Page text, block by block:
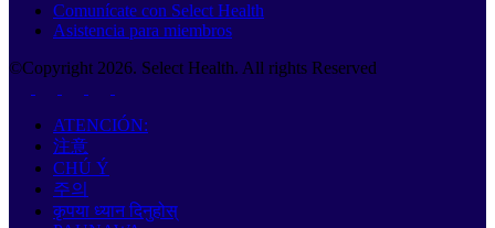
Comunícate con Select Health
Asistencia para miembros
©Copyright 2026. Select Health. All rights Reserved
ATENCIÓN:
注意
CHÚ Ý
주의
कृपया ध्यान दिनुहोस्